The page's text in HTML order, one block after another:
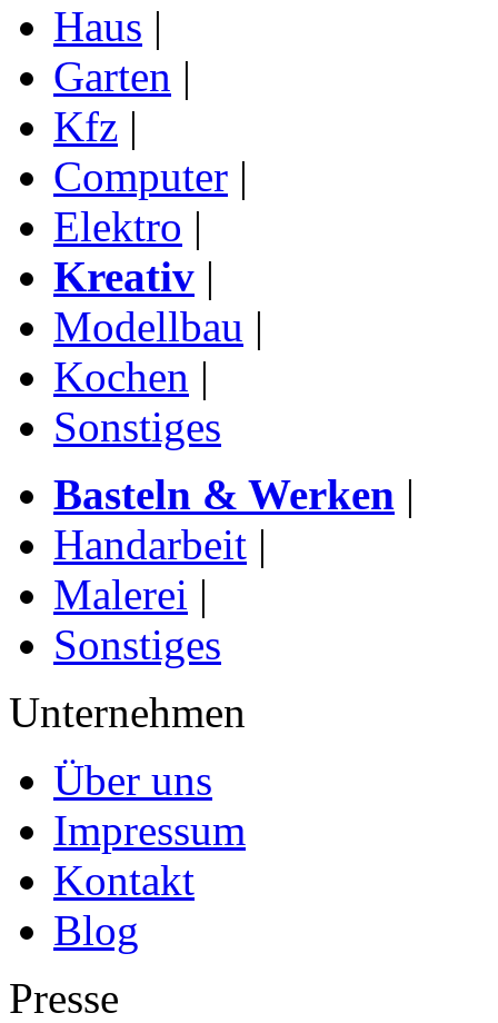
Haus |
Garten |
Kfz |
Computer |
Elektro |
Kreativ |
Modellbau |
Kochen |
Sonstiges
Basteln & Werken |
Handarbeit |
Malerei |
Sonstiges
Unternehmen
Über uns
Impressum
Kontakt
Blog
Presse